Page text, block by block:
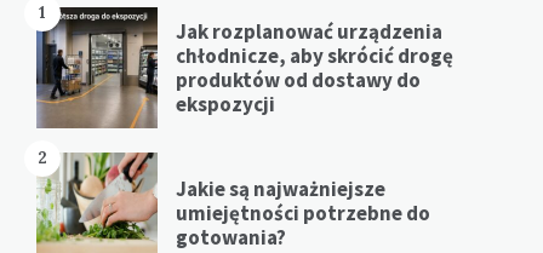
1
Jak rozplanować urządzenia
chłodnicze, aby skrócić drogę
produktów od dostawy do
ekspozycji
2
Jakie są najważniejsze
umiejętności potrzebne do
gotowania?